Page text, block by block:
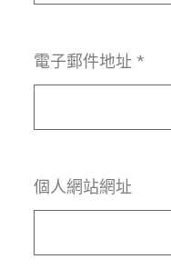
電子郵件地址 *
個人網站網址